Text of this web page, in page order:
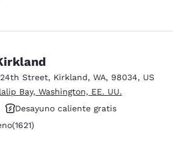
Street, Kirkland, WA, 98034, US
Bay, Washington, EE. UU.
Desayuno caliente gratis
estrellas. Bueno. 1621 reseñas
(1621)